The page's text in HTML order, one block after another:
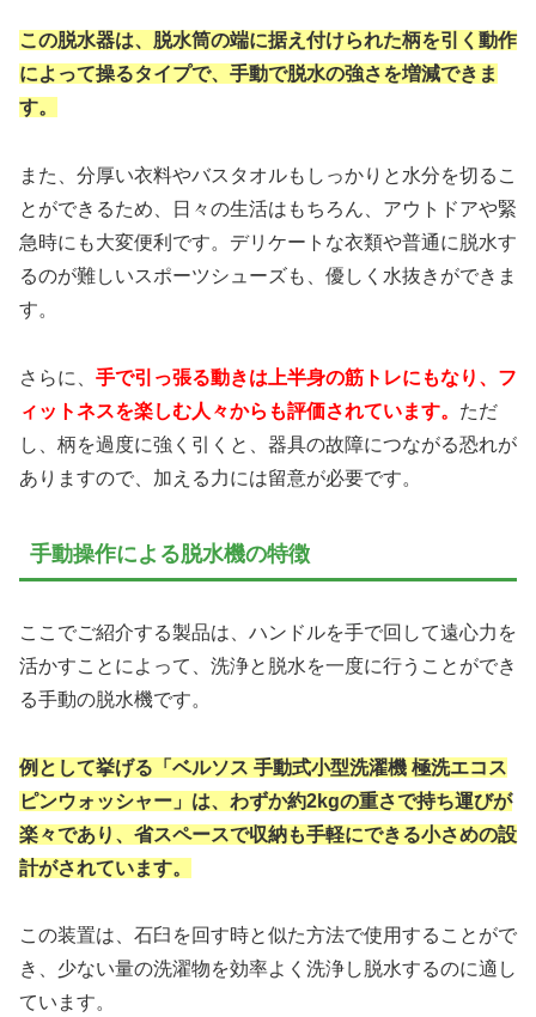
この脱水器は、脱水筒の端に据え付けられた柄を引く動作
によって操るタイプで、手動で脱水の強さを増減できま
す。
また、分厚い衣料やバスタオルもしっかりと水分を切るこ
とができるため、日々の生活はもちろん、アウトドアや緊
急時にも大変便利です。デリケートな衣類や普通に脱水す
るのが難しいスポーツシューズも、優しく水抜きができま
す。
さらに、 手で引っ張る動きは上半身の筋トレにもなり、フ
ィットネスを楽しむ人々からも評価されています。 ただ
し、柄を過度に強く引くと、器具の故障につながる恐れが
ありますので、加える力には留意が必要です。
手動操作による脱水機の特徴
ここでご紹介する製品は、ハンドルを手で回して遠心力を
活かすことによって、洗浄と脱水を一度に行うことができ
る手動の脱水機です。
例として挙げる「ベルソス 手動式小型洗濯機 極洗エコス
ピンウォッシャー」は、わずか約2kgの重さで持ち運びが
楽々であり、省スペースで収納も手軽にできる小さめの設
計がされています。
この装置は、石臼を回す時と似た方法で使用することがで
き、少ない量の洗濯物を効率よく洗浄し脱水するのに適し
ています。